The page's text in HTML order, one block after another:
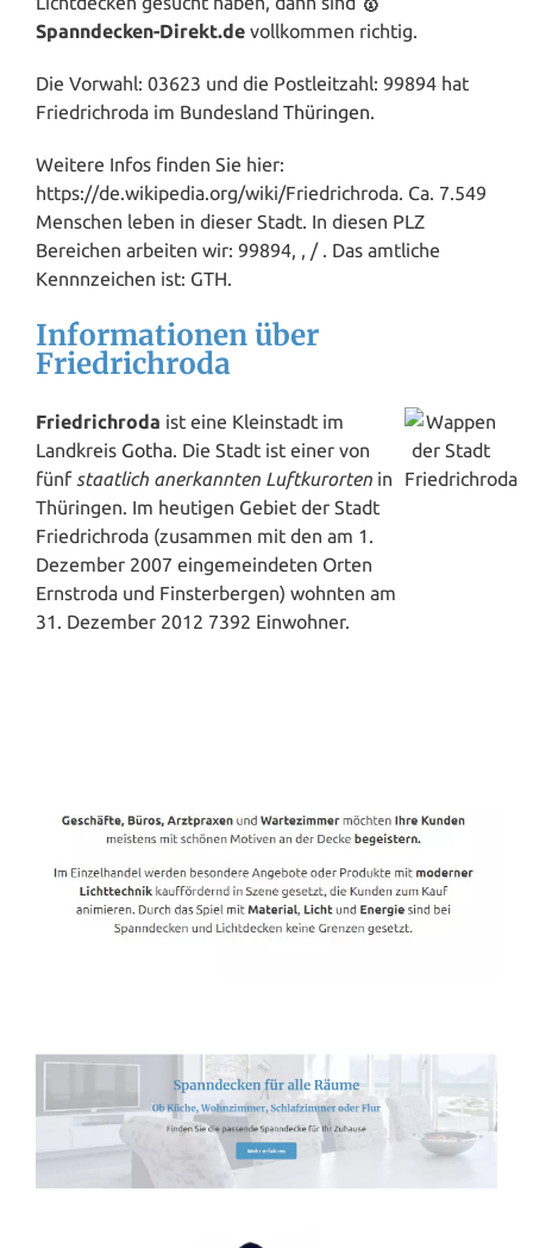
Spanndecken-Direkt.de vollkommen richtig.
Die Vorwahl: 03623 und die Postleitzahl: 99894 hat
Friedrichroda im Bundesland Thüringen.
Weitere Infos finden Sie hier:
https://de.wikipedia.org/wiki/Friedrichroda. Ca. 7.549
Menschen leben in dieser Stadt. In diesen PLZ
Bereichen arbeiten wir: 99894, , / . Das amtliche
Kennnzeichen ist: GTH.
Informationen über
Friedrichroda
Friedrichroda ist eine Kleinstadt im
Landkreis Gotha. Die Stadt ist einer von
fünf staatlich anerkannten Luftkurorten in
Thüringen. Im heutigen Gebiet der Stadt
Friedrichroda (zusammen mit den am 1.
Dezember 2007 eingemeindeten Orten
Ernstroda und Finsterbergen) wohnten am
31. Dezember 2012 7392 Einwohner.